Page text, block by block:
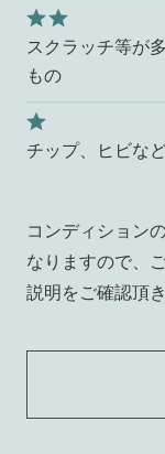
スクラッチ等が
もの
チップ、ヒビな
コンディション
なりますので、
説明をご確認頂